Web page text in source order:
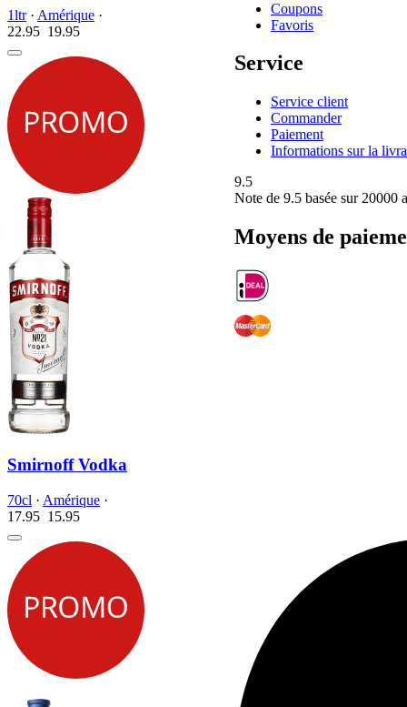
1ltr· Amérique ·
22.95 19.95
Smirnoff Vodka
70cl · Amérique ·
17.95 15.95
Coupons
Favoris
Service
Service client
Commander
Paiement
Informations sur la
9.5
Note de 9.5 basée sur 20000
Moyens de